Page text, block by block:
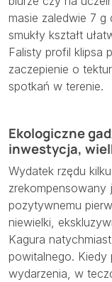
masie zaledwie 7 g
smukły kształt
Falisty profil klipsa
zaczepienie o
spotkań w terenie.
Ekologiczne
inwestycja,
Wydatek rzędu
zrekompensowany
pozytywnemu
niewielki,
Kagura
powitalnego. Kiedy
wydarzenia, w